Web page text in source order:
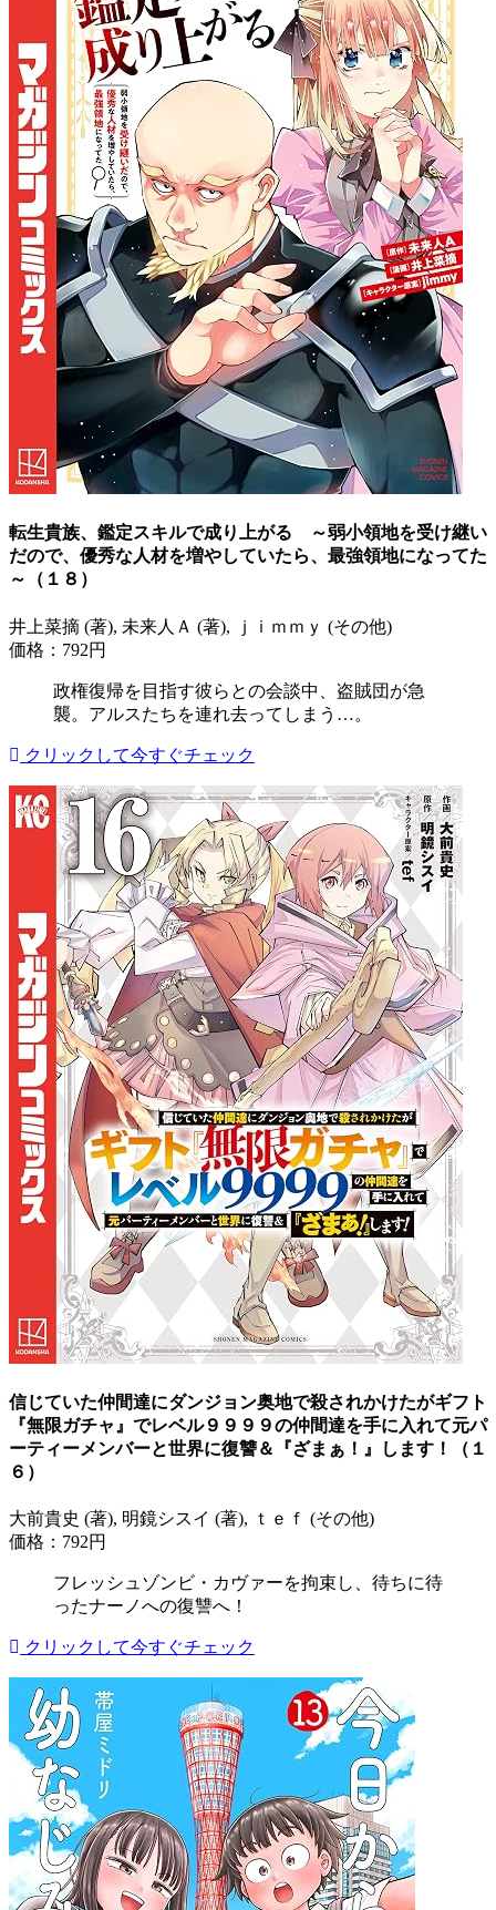
転生貴族、鑑定スキルで成り上がる ～弱小領地を受け継い
だので、優秀な人材を増やしていたら、最強領地になってた
～（１８）
井上菜摘 (著), 未来人Ａ (著), ｊｉｍｍｙ (その他)
価格：792円
政権復帰を目指す彼らとの会談中、盗賊団が急
襲。アルスたちを連れ去ってしまう…。
クリックして今すぐチェック
信じていた仲間達にダンジョン奥地で殺されかけたがギフト
『無限ガチャ』でレベル９９９９の仲間達を手に入れて元パ
ーティーメンバーと世界に復讐＆『ざまぁ！』します！（１
６）
大前貴史 (著), 明鏡シスイ (著), ｔｅｆ (その他)
価格：792円
フレッシュゾンビ・カヴァーを拘束し、待ちに待
ったナーノへの復讐へ！
クリックして今すぐチェック